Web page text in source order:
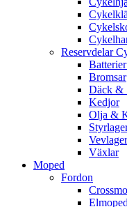
Reservdelar
Bromsar
Däck &
Kedjor
Olja &
Växlar
Moped
Fordon
Elmoped